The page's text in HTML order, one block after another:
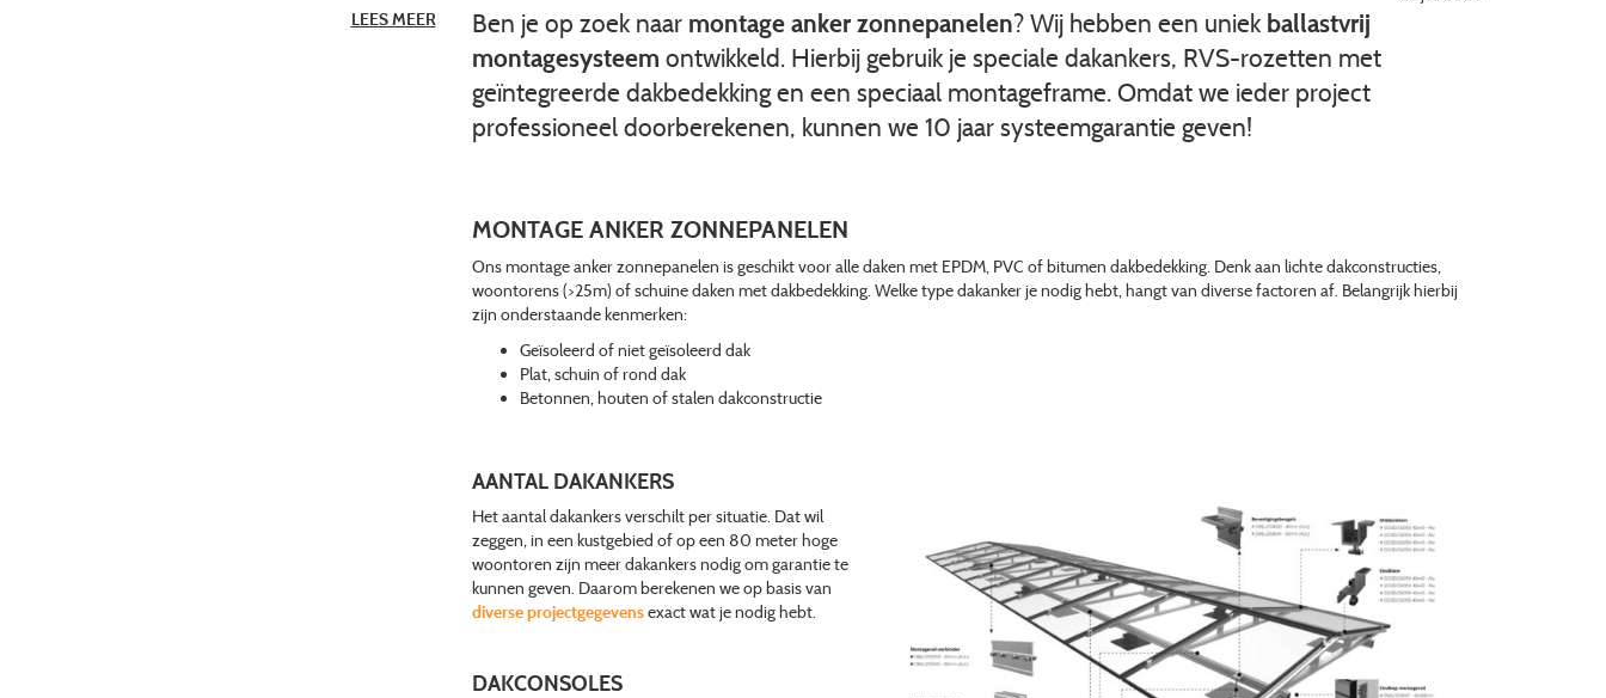
Ben je op zoek naar montage anker zonnepanelen? Wij hebben een uniek ballastvrij
montagesysteem ontwikkeld. Hierbij gebruik je speciale dakankers, RVS-rozetten met
geïntegreerde dakbedekking en een speciaal montageframe. Omdat we ieder project
professioneel doorberekenen, kunnen we 10 jaar systeemgarantie geven!
MONTAGE ANKER ZONNEPANELEN
Ons montage anker zonnepanelen is geschikt voor alle daken met EPDM, PVC of bitumen dakbedekking. Denk aan lichte dakconstructies,
woontorens (>25m) of schuine daken met dakbedekking. Welke type dakanker je nodig hebt, hangt van diverse factoren af. Belangrijk hierbij
zijn onderstaande kenmerken:
Geïsoleerd of niet geïsoleerd dak
Plat, schuin of rond dak
Betonnen, houten of stalen dakconstructie
AANTAL DAKANKERS
Het aantal dakankers verschilt per situatie. Dat wil
zeggen, in een kustgebied of op een 80 meter hoge
woontoren zijn meer dakankers nodig om garantie te
kunnen geven. Daarom berekenen we op basis van
diverse projectgegevensexact wat je nodig hebt.
DAKCONSOLES
LEES MEER